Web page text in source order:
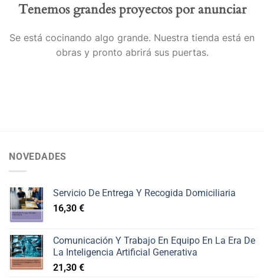
Tenemos grandes proyectos por anunciar
Se está cocinando algo grande. Nuestra tienda está en
obras y pronto abrirá sus puertas.
NOVEDADES
Servicio De Entrega Y Recogida Domiciliaria
16,30 €
Comunicación Y Trabajo En Equipo En La Era De
La Inteligencia Artificial Generativa
21,30 €